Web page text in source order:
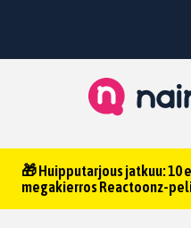
🎁 Huipputarjous jatkuu: 10
megakierros Reactoonz-